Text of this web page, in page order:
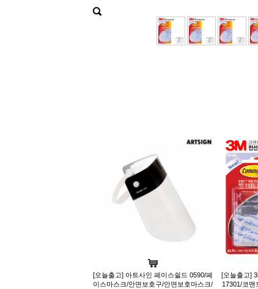
[오늘출고] 아트사인 페이스쉴드 0590/페
이스마스크/안면보호구/안면보호마스크/
[오늘출고]
17301/코맨